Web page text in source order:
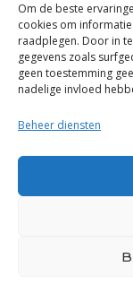
Om de beste
cookies om
raadplegen. Door in
gegevens zoals
geen toestemming
nadelige invloed
Beheer diensten
“Voor de
Copyright